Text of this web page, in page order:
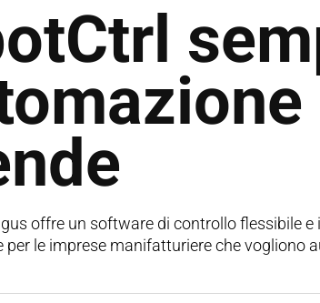
offre un software di controllo flessibile
per le imprese manifatturiere che vogliono